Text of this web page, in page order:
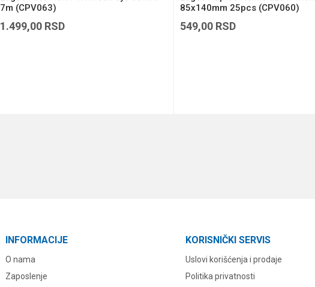
7m (CPV063)
1.499,00 RSD
85x140mm 25pcs (CPV060)
549,00 RSD
INFORMACIJE
O nama
Zaposlenje
KORISNIČKI SERVIS
Uslovi korišćenja i prodaje
Politika privatnosti